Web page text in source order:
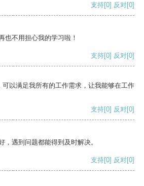
支持[0] 反对[0]
也不用担心我的学习啦！
支持[0] 反对[0]
以满足我所有的工作需求，让我能够在工作
支持[0] 反对[0]
，遇到问题都能得到及时解决。
支持[0] 反对[0]